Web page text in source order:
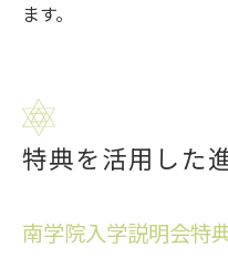
ます。
特典を活用した
南学院入学説明会特